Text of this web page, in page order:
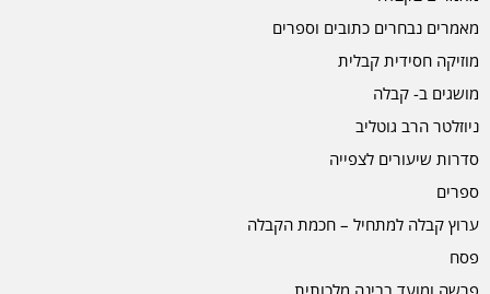
מאמרים נבחרים כתובים וספרים
מוזיקה חסידית קבלית
מושגים ב- קבלה
ניוזלטר הרב גוטליב
סדרות שיעורים לצפייה
ספרים
ערוץ קבלה למתחיל – חכמת הקבלה
פסח
פרשה ומועד בבינה מלכותית